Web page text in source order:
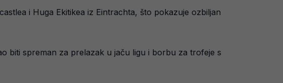
i Huga Ekitikea iz Eintrachta, što pokazuje ozbiljan
biti spreman za prelazak u jaču ligu i borbu za trofeje s